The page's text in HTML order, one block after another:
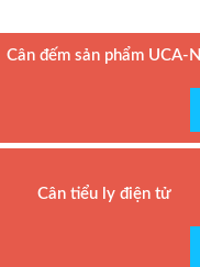
Cân đếm sản phẩm UCA-N
- Taiwan
Cân tiểu ly điện tử